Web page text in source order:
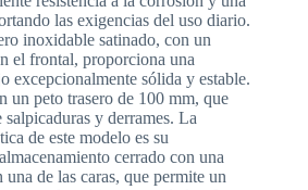
las exigencias del uso diario.
inoxidable satinado, con un
el frontal, proporciona una
excepcionalmente sólida y estable.
un peto trasero de 100 mm, que
salpicaduras y derrames. La
de este modelo es su
cerrado con una
una de las caras, que permite un